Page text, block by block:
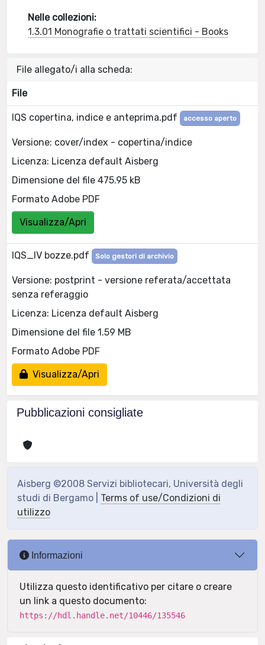
Nelle collezioni:
1.3.01 Monografie o trattati scientifici - Books
File allegato/i alla scheda:
File
IQS copertina, indice e anteprima.pdf accesso aperto
Versione: cover/index - copertina/indice
Licenza: Licenza default Aisberg
Dimensione del file 475.95 kB
Formato Adobe PDF
Visualizza/Apri
IQS_IV bozze.pdf Solo gestori di archivio
Versione: postprint - versione referata/accettata
senza referaggio
Licenza: Licenza default Aisberg
Dimensione del file 1.59 MB
Formato Adobe PDF
Visualizza/Apri
Pubblicazioni consigliate
Aisberg ©2008 Servizi bibliotecari, Università degli
studi di Bergamo | Terms of use/Condizioni di
utilizzo
Informazioni
Utilizza questo identificativo per citare o creare
un link a questo documento:
https://hdl.handle.net/10446/135546